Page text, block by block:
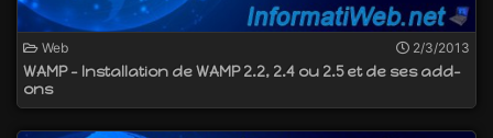
Web 2/3/2013
WAMP - Installation de WAMP 2.2, 2.4 ou 2.5 et de ses add-
ons